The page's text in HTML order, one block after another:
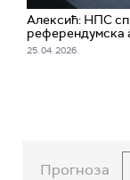
Алексић: НПС
референдумска
25. 04. 2026.
Прогноза